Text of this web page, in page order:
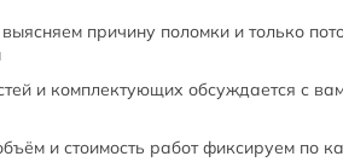
причину поломки и только
и комплектующих обсуждается с
и стоимость работ фиксируем по